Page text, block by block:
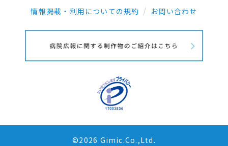
情報掲載・利用についての規約
お問い合わせ
©2026 Gimic.Co.,Ltd.